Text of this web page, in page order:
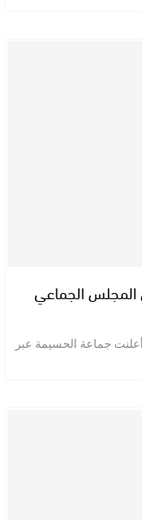
المجلس الجماعي
جماعة الحسيمة عبر